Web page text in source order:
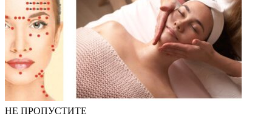
НЕ ПРОПУСТИТЕ